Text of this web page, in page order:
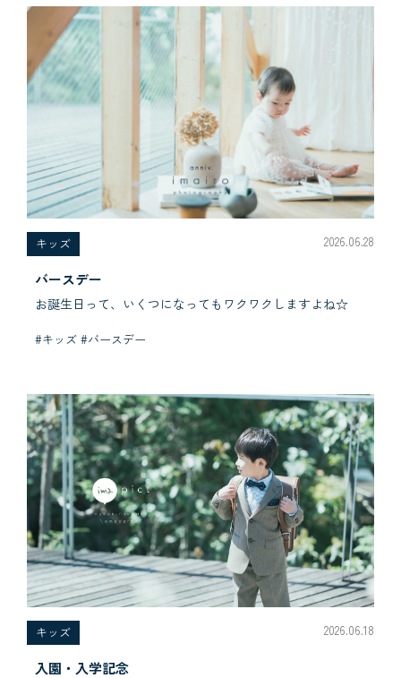
キッズ 2026.06.28
バースデー
お誕生日って、いくつになってもワクワクしますよね☆
#キッズ #バースデー
キッズ 2026.06.18
入園・入学記念